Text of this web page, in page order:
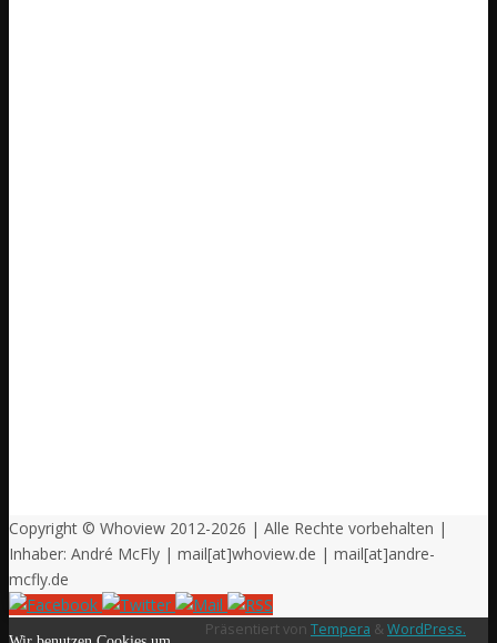
Copyright © Whoview 2012-2026 | Alle Rechte vorbehalten |
Inhaber: André McFly | mail[at]whoview.de | mail[at]andre-
mcfly.de
Präsentiert von Tempera & WordPress.